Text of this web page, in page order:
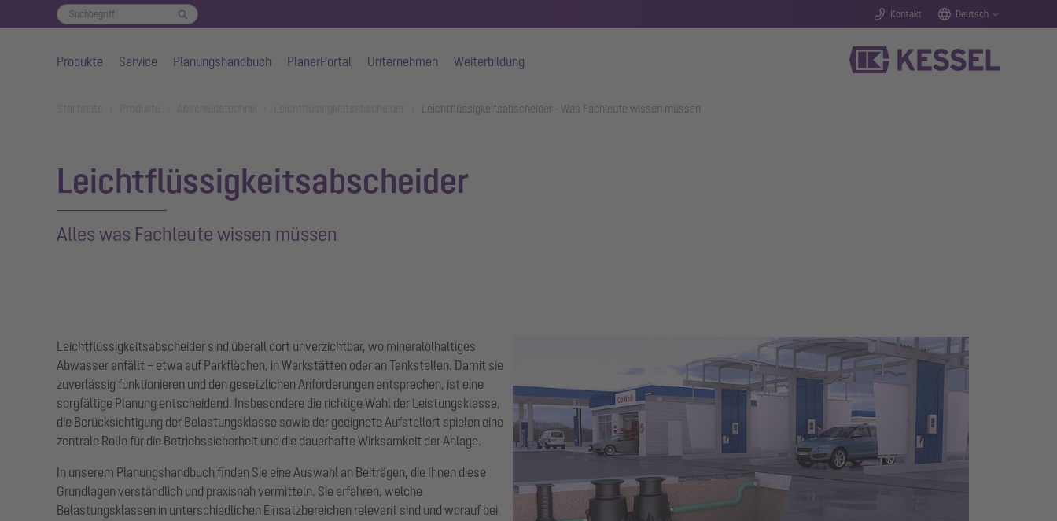
Kontakt Deutsch
Produkte Service Planungshandbuch PlanerPortal Unternehmen Weiterbildung
Leichtflüssigkeitsabscheider - Was Fachleute wissen müssen
Leichtflüssigkeitsabscheider
Alles was Fachleute wissen müssen
Leichtflüssigkeitsabscheider sind überall dort unverzichtbar, wo mineralölhaltiges
Abwasser anfällt – etwa auf Parkflächen, in Werkstätten oder an Tankstellen. Damit sie
zuverlässig funktionieren und den gesetzlichen Anforderungen entsprechen, ist eine
sorgfältige Planung entscheidend. Insbesondere die richtige Wahl der Leistungsklasse,
die Berücksichtigung der Belastungsklasse sowie der geeignete Aufstellort spielen eine
zentrale Rolle für die Betriebssicherheit und die dauerhafte Wirksamkeit der Anlage.
In unserem Planungshandbuch finden Sie eine Auswahl an Beiträgen, die Ihnen diese
Grundlagen verständlich und praxisnah vermitteln. Sie erfahren, welche
Belastungsklassen in unterschiedlichen Einsatzbereichen relevant sind und worauf bei